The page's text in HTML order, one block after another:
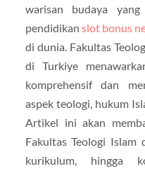
warisan budaya
pendidikan slot bonus
di dunia. Fakultas
di Turkiye
komprehensif dan
aspek teologi, hukum
Artikel ini akan
Fakultas Teologi Islam
kurikulum, hingga